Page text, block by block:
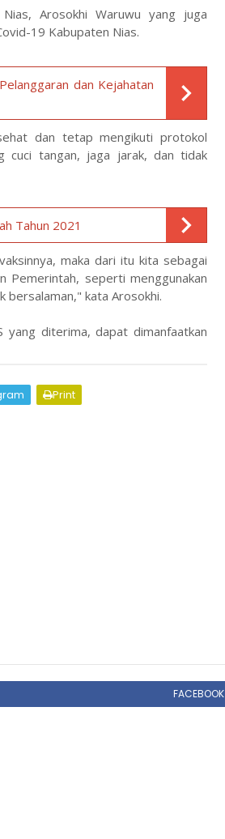
Arosokhi Waruwu yang juga
19 Kabupaten Nias.
dan Kejahatan
dan tetap mengikuti protokol
cuci tangan, jaga jarak, dan tidak
Tahun 2021
maka dari itu kita sebagai
Pemerintah, seperti menggunakan
bersalaman," kata Arosokhi.
yang diterima, dapat dimanfaatkan
Print
FACEBOOK